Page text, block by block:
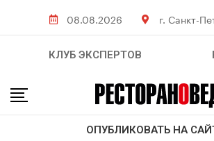
08.08.2026 г. Санкт-
КЛУБ ЭКСПЕРТОВ
ОПУБЛИКОВАТЬ НА